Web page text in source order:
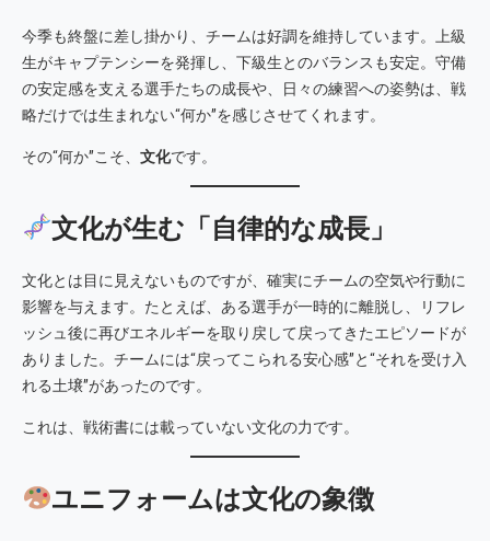
今季も終盤に差し掛かり、チームは好調を維持しています。上級
生がキャプテンシーを発揮し、下級生とのバランスも安定。守備
の安定感を支える選手たちの成長や、日々の練習への姿勢は、戦
略だけでは生まれない“何か”を感じさせてくれます。
その“何か”こそ、 文化です。
文化が生む「自律的な成長」
文化とは目に見えないものですが、確実にチームの空気や行動に
影響を与えます。たとえば、ある選手が一時的に離脱し、リフレ
ッシュ後に再びエネルギーを取り戻して戻ってきたエピソードが
ありました。チームには“戻ってこられる安心感”と“それを受け入
れる土壌”があったのです。
これは、戦術書には載っていない文化の力です。
ユニフォームは文化の象徴